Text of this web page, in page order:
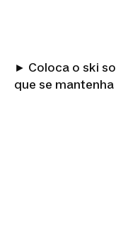
► Coloca o ski
que se